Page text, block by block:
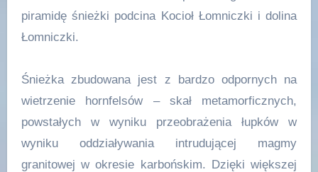
piramidę śnieżki podcina Kocioł Łomniczki i dolina
Łomniczki.
Śnieżka zbudowana jest z bardzo odpornych na
wietrzenie hornfelsów – skał metamorficznych,
powstałych w wyniku przeobrażenia łupków w
wyniku oddziaływania intrudującej magmy
granitowej w okresie karbońskim. Dzięki większej